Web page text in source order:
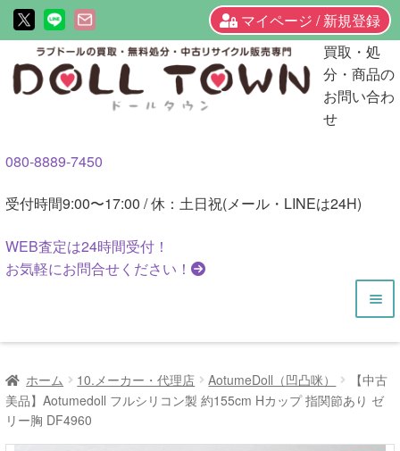
マイページ / 新規登録
ビ
ゲ
ョ
へ
キ
ッ
ン
テ
へ
キ
プ
買取・処
分・商品の
お問い合わ
せ
080-8889-7450
受付時間9:00〜17:00 / 休：土日祝(メール・LINEは24H)
WEB査定は24時間受付！
お気軽にお問合せください！
HOME
商品一覧
ホーム 10.メーカー・代理店 AotumeDoll（凹凸咪）
【中古
美品】Aotumedoll フルシリコン製 約155cm Hカップ 指関節あり ゼ
リー胸 DF4960